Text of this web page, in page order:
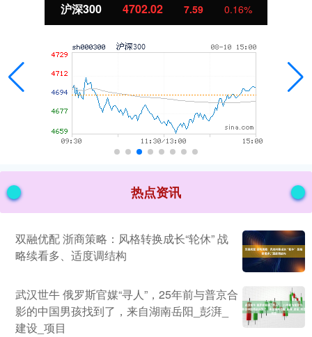
北证50 1122.88 -11.37 -1.00%
热点资讯
双融优配 浙商策略：风格转换成长“轮休” 战
略续看多、适度调结构
武汉世牛 俄罗斯官媒“寻人”，25年前与普京合
影的中国男孩找到了，来自湖南岳阳_彭湃_
建设_项目